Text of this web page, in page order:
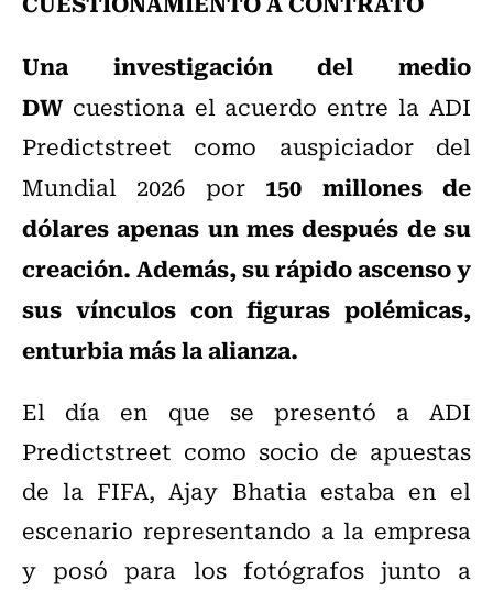
Una investigación del medio
DW cuestiona el acuerdo entre la ADI
Predictstreet como auspiciador del
Mundial 2026 por 150 millones de
dólares apenas un mes después de su
creación. Además, su rápido ascenso y
sus vínculos con figuras polémicas,
enturbia más la alianza.
El día en que se presentó a ADI
Predictstreet como socio de apuestas
de la FIFA, Ajay Bhatia estaba en el
escenario representando a la empresa
y posó para los fotógrafos junto a